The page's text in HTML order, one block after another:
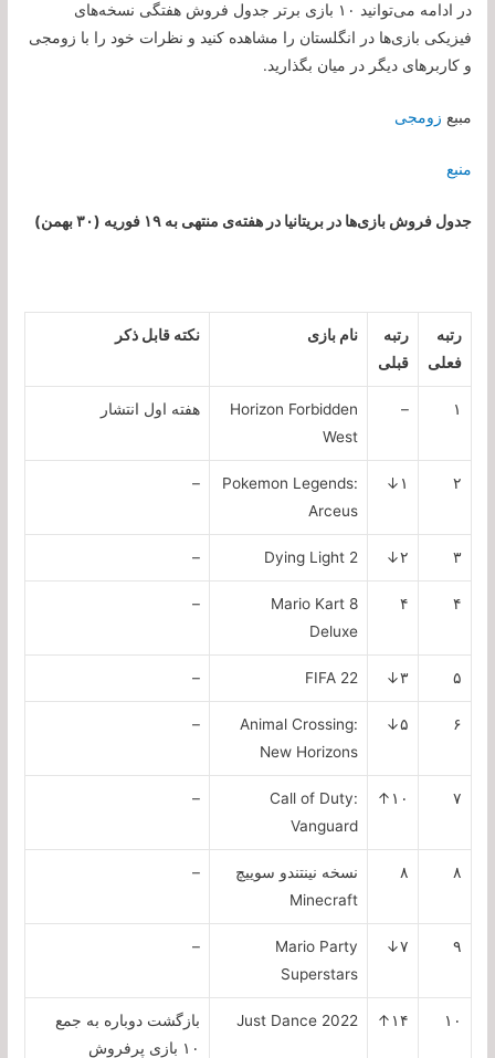
در ادامه می‌توانید ۱۰ بازی برتر جدول فروش هفتگی نسخه‌های
فیزیکی بازی‌ها در انگلستان را مشاهده کنید و نظرات خود را با زومجی
و کاربرهای دیگر در میان بگذارید.
مببع زومجی
منبع
جدول فروش بازی‌ها در بریتانیا در هفته‌ی منتهی به ۱۹ فوریه (۳۰ بهمن)
رتبه
فعلی
رتبه
قبلی
نام بازی نکته قابل ذکر
۱ –
Horizon Forbidden
West
هفته اول انتشار
۲ ۱↓
Pokemon Legends:
Arceus
–
۳ ۲↓ Dying Light 2
–
۴ ۴
Mario Kart 8
Deluxe
–
۵ ۳↓ FIFA 22
–
۶ ۵↓
Animal Crossing:
New Horizons
–
۷ ۱۰↑
Call of Duty:
Vanguard
–
۸ ۸
نسخه نینتندو سوییچ
Minecraft
–
۹ ۷↓
Mario Party
Superstars
–
۱۰ ۱۴↑ Just Dance 2022
بازگشت دوباره به جمع
۱۰ بازی پرفروش